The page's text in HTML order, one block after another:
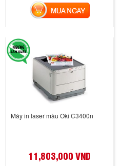
MUA NGAY
Máy in laser màu Oki C3400n
11,803,000 VND